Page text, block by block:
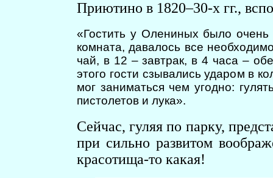
Приютино в 1820–30-х гг.,
«Гостить у Олениных было очень
комната, давалось все
чай, в 12 – завтрак, в 4 часа –
этого гости сзывались ударом в
мог заниматься чем угодно:
пистолетов и лука».
Сейчас, гуляя по парку,
при сильно развитом
красотища-то какая!